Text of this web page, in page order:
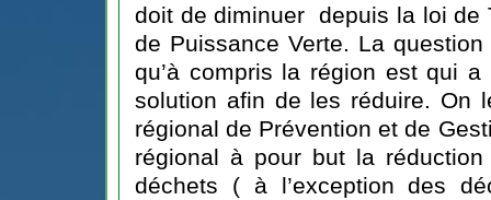
doit de diminuer depuis la loi de
de Puissance Verte. La
qu’à compris la région est qui
solution afin de les réduire. On
régional de Prévention et de
régional à pour but la
déchets ( à l’exception des